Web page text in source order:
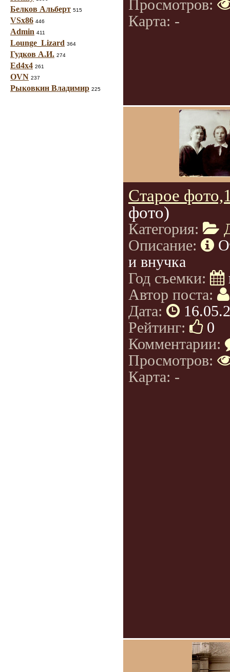
Белков Альберт 515
VSx86 446
Admin 411
Lounge_Lizard 364
Гудков А.И. 274
Ed4x4 261
OVN 237
Рыковкин Владимир 225
Просмотров:
Карта: -
Старое
фото)
Категория:
Описание:
и внучка
Год съемки:
Автор поста:
Дата:
Рейтинг:
0
Комментарии:
Просмотров:
Карта: -